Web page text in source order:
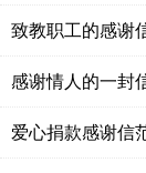
致教职工的感谢
感谢情人的一封
爱心捐款感谢信